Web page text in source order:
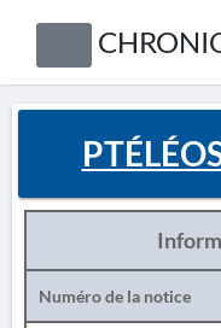
Numéro de la notice